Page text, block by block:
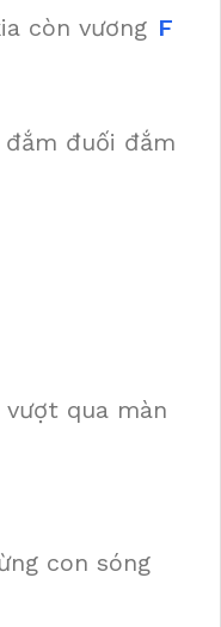
còn vương F
đuối đắm
vượt qua màn
con sóng